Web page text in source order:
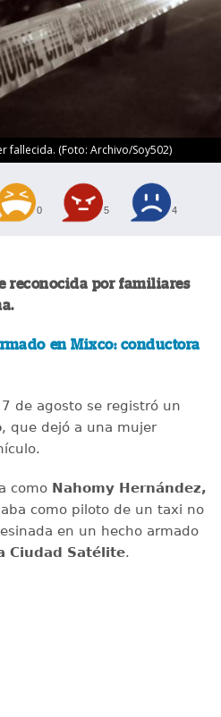
fallecida. (Foto: Archivo/Soy502)
0 5 4
reconocida por familiares
en Mixco: conductora
de agosto se registró un
, que dejó a una mujer
como Nahomy Hernández,
como piloto de un taxi no
en un hecho armado
Ciudad Satélite.